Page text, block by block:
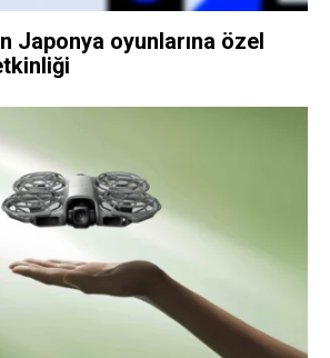
Japonya oyunlarına özel